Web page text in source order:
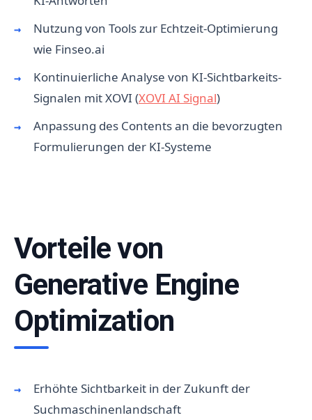
Nutzung von Tools zur Echtzeit-Optimierung
wie Finseo.ai
Kontinuierliche Analyse von KI-Sichtbarkeits-
Signalen mit XOVI (XOVI AI Signal)
Anpassung des Contents an die bevorzugten
Formulierungen der KI-Systeme
Vorteile von
Generative Engine
Optimization
Erhöhte Sichtbarkeit in der Zukunft der
Suchmaschinenlandschaft